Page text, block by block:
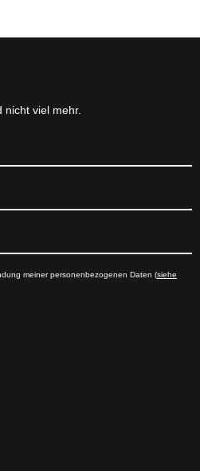
nicht viel mehr.
meiner personenbezogenen Daten (siehe